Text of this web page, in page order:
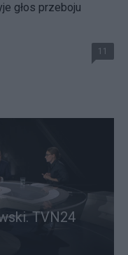
głos przeboju
11
TVN24